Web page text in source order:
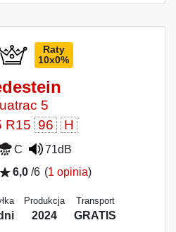
Raty
10x0%
5
R15 96 H
C
71dB
6,0/6 (1 opinia)
Produkcja
2024
Transport
GRATIS